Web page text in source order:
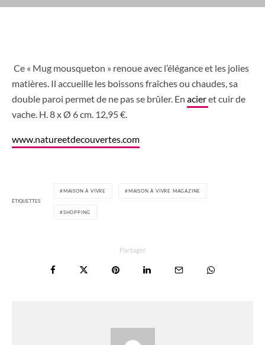
Ce « Mug mousqueton » renoue avec l’élégance et les jolies
matières. Il accueille les boissons fraîches ou chaudes, sa
double paroi permet de ne pas se brûler. En acieret cuir de
vache. H. 8 x Ø 6 cm. 12,95 €.
www.natureetdecouvertes.com
ÉTIQUETTES
MAISON À VIVRE MAISON À VIVRE MAGAZINE
SHOPPING
Partager